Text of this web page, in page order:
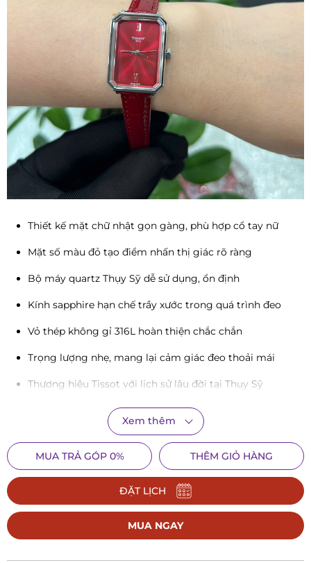
Thiết kế mặt chữ nhật gọn gàng, phù hợp cổ tay nữ
Mặt số màu đỏ tạo điểm nhấn thị giác rõ ràng
Bộ máy quartz Thụy Sỹ dễ sử dụng, ổn định
Kính sapphire hạn chế trầy xước trong quá trình đeo
Vỏ thép không gỉ 316L hoàn thiện chắc chắn
Trọng lượng nhẹ, mang lại cảm giác đeo thoải mái
Thương hiệu Tissot với lịch sử lâu đời tại Thụy Sỹ
Đánh giá chi tiết đồng hồ nữ Tissot SRV
T160.110.16.423.00
Thiết kế mặt số chữ nhật – tỷ lệ nhỏ, dễ đeo
Tissot SRV T160.110.16.423.00 sử dụng kiểu dáng mặt chữ
nhật với kích thước 30mm x 21.8mm. Đây là thông số được
tối ưu cho cổ tay nữ, đặc biệt phù hợp với những người ưu
Xem thêm
MUA TRẢ GÓP 0% THÊM GIỎ HÀNG
ĐẶT LỊCH
MUA NGAY